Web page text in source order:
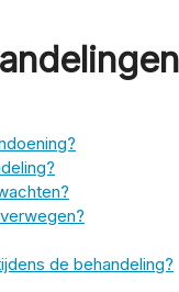
de behandeling?